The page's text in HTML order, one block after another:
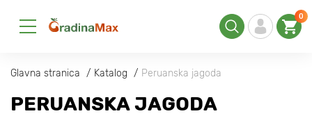
0
Glavna stranica Katalog Peruanska jagoda
PERUANSKA JAGODA